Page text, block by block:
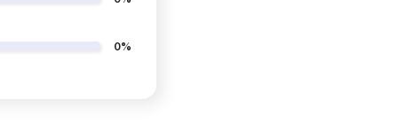
0%